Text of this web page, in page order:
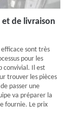
de livraison
sont très
pour les
convivial. Il est
trouver les pièces
passer une
va préparer la
fournie. Le prix